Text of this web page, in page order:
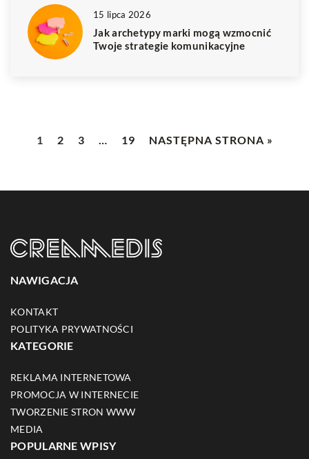
15 lipca 2026
Jak archetypy marki mogą wzmocnić
Twoje strategie komunikacyjne
1 2 3 … 19 NASTĘPNA STRONA »
NAWIGACJA
KONTAKT
POLITYKA PRYWATNOŚCI
KATEGORIE
REKLAMA INTERNETOWA
PROMOCJA W INTERNECIE
TWORZENIE STRON WWW
MEDIA
POPULARNE WPISY